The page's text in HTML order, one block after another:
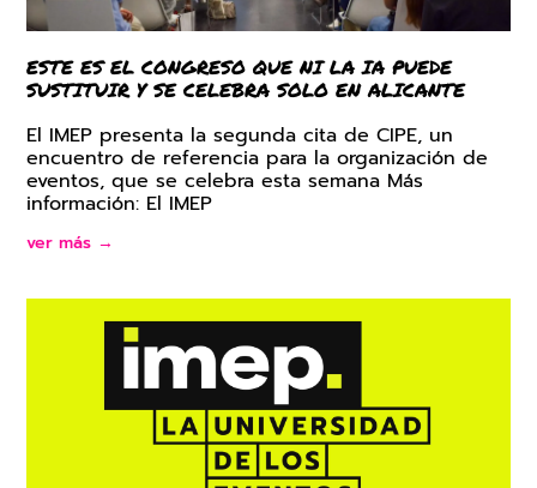
ESTE ES EL CONGRESO QUE NI LA IA PUEDE
SUSTITUIR Y SE CELEBRA SOLO EN ALICANTE
El IMEP presenta la segunda cita de CIPE, un
encuentro de referencia para la organización de
eventos, que se celebra esta semana Más
información: El IMEP
ver más →